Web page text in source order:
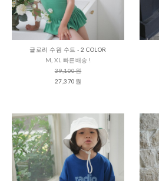
글로리 수읨 수트 - 2 COLOR
M, XL 빠른배송 !
39,100원
27,370원